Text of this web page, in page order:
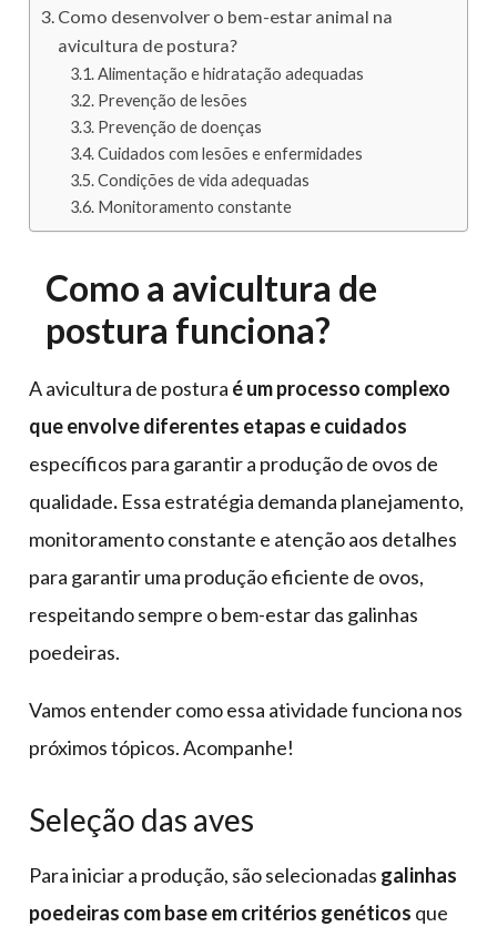
Como desenvolver o bem-estar animal na
avicultura de postura?
Alimentação e hidratação adequadas
Prevenção de lesões
Prevenção de doenças
Cuidados com lesões e enfermidades
Condições de vida adequadas
Monitoramento constante
Como a avicultura de
postura funciona?
A avicultura de postura é um processo complexo
que envolve diferentes etapas e cuidados
específicos para garantir a produção de ovos de
qualidade. Essa estratégia demanda planejamento,
monitoramento constante e atenção aos detalhes
para garantir uma produção eficiente de ovos,
respeitando sempre o bem-estar das galinhas
poedeiras.
Vamos entender como essa atividade funciona nos
próximos tópicos. Acompanhe!
Seleção das aves
Para iniciar a produção, são selecionadas galinhas
poedeiras com base em critérios genéticos que